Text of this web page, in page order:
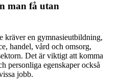
man få utan
kräver en gymnasieutbildning,
handel, vård och omsorg,
Det är viktigt att komma
personliga egenskaper också
jobb.